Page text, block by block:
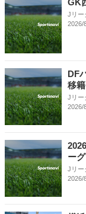
GK
Jリー
2026/
DF
移
Jリー
2026/
ー
Jリー
2026/